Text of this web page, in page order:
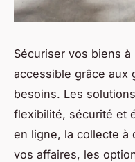
Sécuriser vos biens à
accessible grâce aux
besoins. Les
flexibilité, sécurité et
en ligne, la collecte à
vos affaires, les